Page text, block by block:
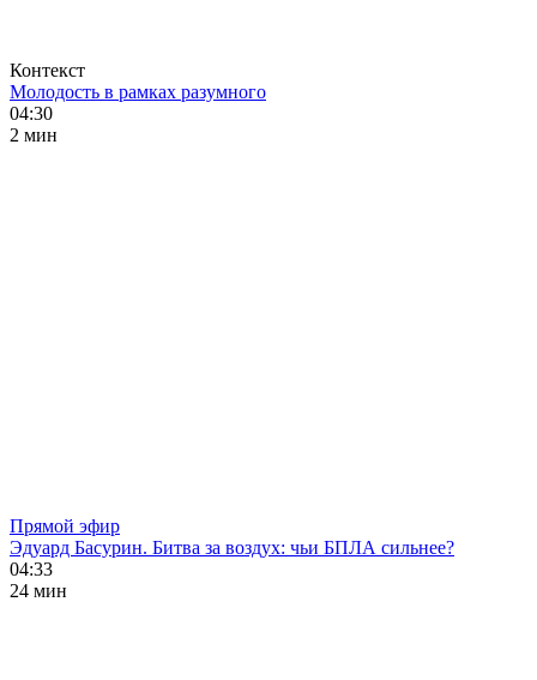
Контекст
Молодость в рамках разумного
04:30
2 мин
Прямой эфир
Эдуард Басурин. Битва за воздух: чьи БПЛА сильнее?
04:33
24 мин